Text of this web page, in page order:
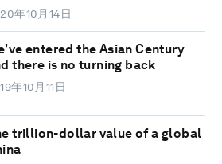
年10月14日
entered the Asian Century
there is no turning back
年10月11日
trillion-dollar value of a global